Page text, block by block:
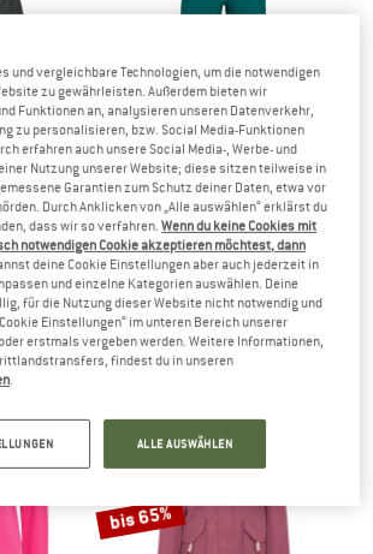
Parka
107.53
(6)
20%
KARI TRAA
Women's Anelie Tights
Trekkinghose
CHF 118.95CHF 95.16
bis 65%
und vergleichbare Technologien, um die notwendigen
zu gewährleisten. Außerdem bieten wir
Funktionen an, analysieren unseren Datenverkehr,
zu personalisieren, bzw. Social Media-Funktionen
erfahren auch unsere Social Media-, Werbe- und
Nutzung unserer Website; diese sitzen teilweise in
Garantien zum Schutz deiner Daten, etwa vor
Durch Anklicken von „Alle auswählen“ erklärst du
dass wir so verfahren.Wenn du keine Cookies mit
notwendigen Cookie akzeptieren möchtest, dann
deine Cookie Einstellungen aber auch jederzeit in
und einzelne Kategorien auswählen. Deine
für die Nutzung dieser Website nicht notwendig und
Einstellungen“ im unteren Bereich unserer
erstmals vergeben werden. Weitere Informationen,
findest du in unseren
ALLE AUSWÄHLEN